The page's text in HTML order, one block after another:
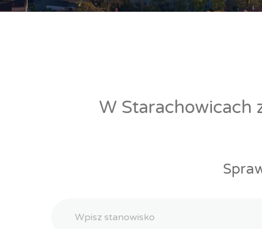
W Starachowicach